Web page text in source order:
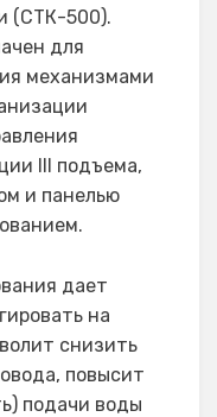
(СТК-500).
для
механизмами
III подъема,
и панелью
дает
на
снизить
повысит
подачи воды